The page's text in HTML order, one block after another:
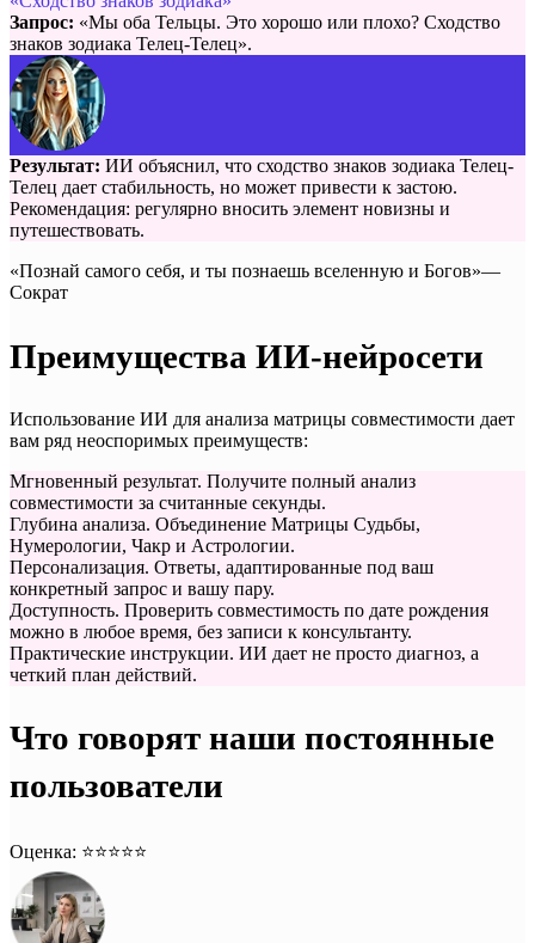
Запрос: «Мы оба Тельцы. Это хорошо или плохо? Сходство
знаков зодиака Телец-Телец».
Результат: ИИ объяснил, что сходство знаков зодиака Телец-
Телец дает стабильность, но может привести к застою.
Рекомендация: регулярно вносить элемент новизны и
путешествовать.
«Познай самого себя, и ты познаешь вселенную и Богов»—
Сократ
Преимущества ИИ-нейросети
Использование ИИ для анализа матрицы совместимости дает
вам ряд неоспоримых преимуществ:
Мгновенный результат. Получите полный анализ
совместимости за считанные секунды.
Глубина анализа. Объединение Матрицы Судьбы,
Нумерологии, Чакр и Астрологии.
Персонализация. Ответы, адаптированные под ваш
конкретный запрос и вашу пару.
Доступность. Проверить совместимость по дате рождения
можно в любое время, без записи к консультанту.
Практические инструкции. ИИ дает не просто диагноз, а
четкий план действий.
Что говорят наши постоянные
пользователи
Оценка: ⭐️⭐️⭐️⭐️⭐️